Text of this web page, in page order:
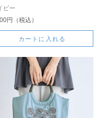
ビー
円（税込）
カートに入れる